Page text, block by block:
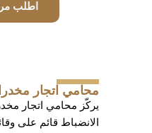
اطلب
محامي اتجار
يركّز محامي اتجار
الانضباط قائم على